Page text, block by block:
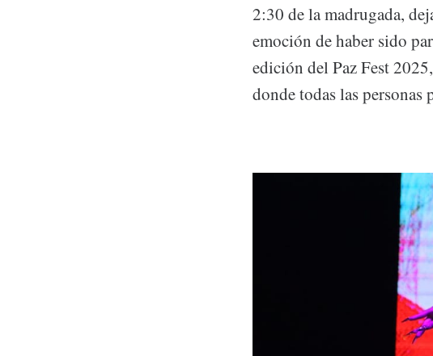
2:30 de la madrugada,
emoción de haber sido
edición del Paz Fest
donde todas las